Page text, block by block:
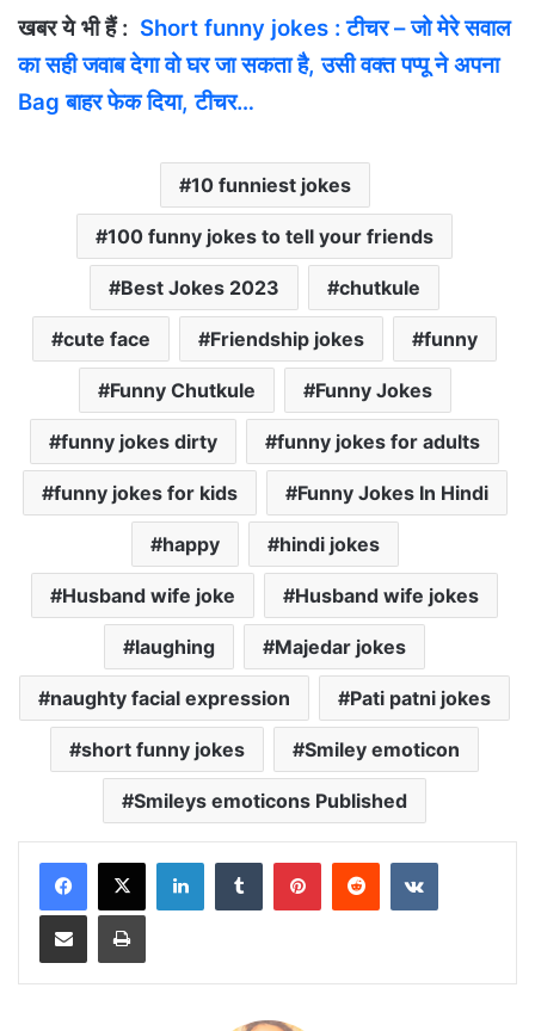
खबर ये भी हैं : Short funny jokes : टीचर – जो मेरे सवाल
का सही जवाब देगा वो घर जा सकता है, उसी वक्‍त पप्‍पू ने अपना
Bag बाहर फेक दिया, टीचर…
10 funniest jokes
100 funny jokes to tell your friends
Best Jokes 2023 chutkule
cute face Friendship jokes funny
Funny Chutkule Funny Jokes
funny jokes dirty funny jokes for adults
funny jokes for kids Funny Jokes In Hindi
happy hindi jokes
Husband wife joke Husband wife jokes
laughing Majedar jokes
naughty facial expression Pati patni jokes
short funny jokes Smiley emoticon
Smileys emoticons Published